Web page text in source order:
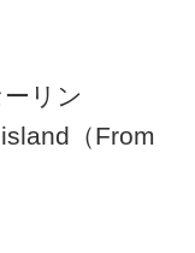
リン
（From